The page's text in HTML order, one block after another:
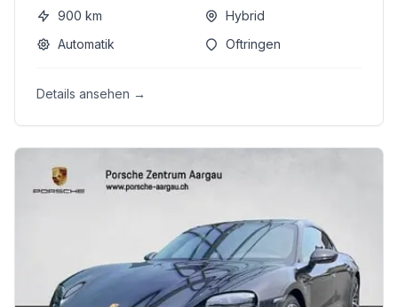
900 km
Hybrid
Automatik
Oftringen
Details ansehen →